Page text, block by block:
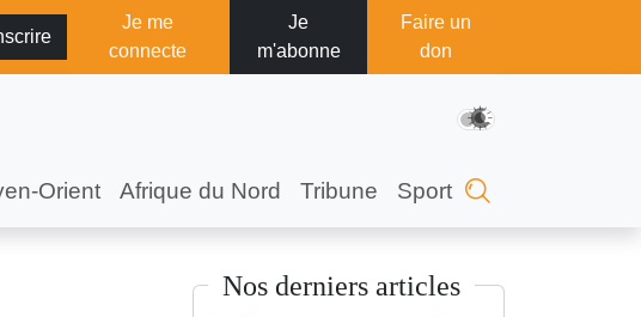
Je me
connecte
Je
m'abonne
Faire un
don
Orient Afrique du Nord Tribune Sport
Nos derniers articles